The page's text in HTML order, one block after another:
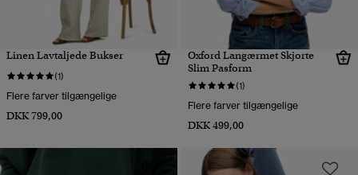
Linen Lavtaljede Bukser
(1)
Flere farver tilgængelige
DKK 799,00
Oxford Langærmet Skjorte
Slim Pasform
(1)
Flere farver tilgængelige
DKK 499,00